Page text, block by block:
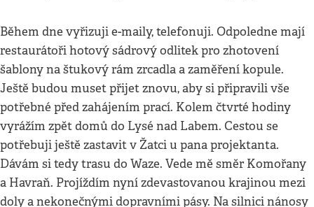
Během dne vyřizuji e-maily, telefonuji. Odpoledne mají
restaurátoři hotový sádrový odlitek pro zhotovení
šablony na štukový rám zrcadla a zaměření kopule.
Ještě budou muset přijet znovu, aby si připravili vše
potřebné před zahájením prací. Kolem čtvrté hodiny
vyrážím zpět domů do Lysé nad Labem. Cestou se
potřebuji ještě zastavit v Žatci u pana projektanta.
Dávám si tedy trasu do Waze. Vede mě směr Komořany
a Havraň. Projíždím nyní zdevastovanou krajinou mezi
doly a nekonečnými dopravními pásy. Na silnici nánosy